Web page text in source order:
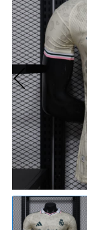
Premier League
Serie A
Ligue 1
Otras Ligas
Niños
Entrenamiento